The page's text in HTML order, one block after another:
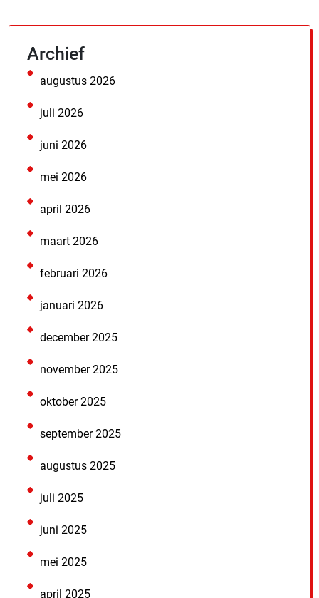
Archief
augustus 2026
juli 2026
juni 2026
mei 2026
april 2026
maart 2026
februari 2026
januari 2026
december 2025
november 2025
oktober 2025
september 2025
augustus 2025
juli 2025
juni 2025
mei 2025
april 2025